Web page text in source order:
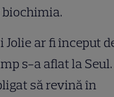
biochimia.
Jolie ar fi început
s-a aflat la Seul.
să revină în